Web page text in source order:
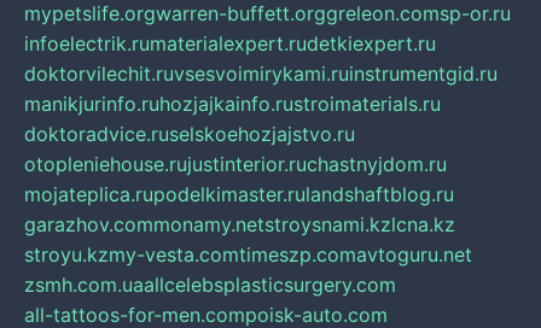
mypetslife.orgwarren-buffett.orggreleon.comsp-or.ru
infoelectrik.rumaterialexpert.rudetkiexpert.ru
doktorvilechit.ruvsesvoimirykami.ruinstrumentgid.ru
manikjurinfo.ruhozjajkainfo.rustroimaterials.ru
doktoradvice.ruselskoehozjajstvo.ru
otopleniehouse.rujustinterior.ruchastnyjdom.ru
mojateplica.rupodelkimaster.rulandshaftblog.ru
garazhov.commonamy.netstroysnami.kzlcna.kz
stroyu.kzmy-vesta.comtimeszp.comavtoguru.net
zsmh.com.uaallcelebsplasticsurgery.com
all-tattoos-for-men.compoisk-auto.com